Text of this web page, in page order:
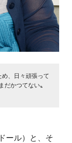
、日々頑張って
かつてない〟
ール）と、そ